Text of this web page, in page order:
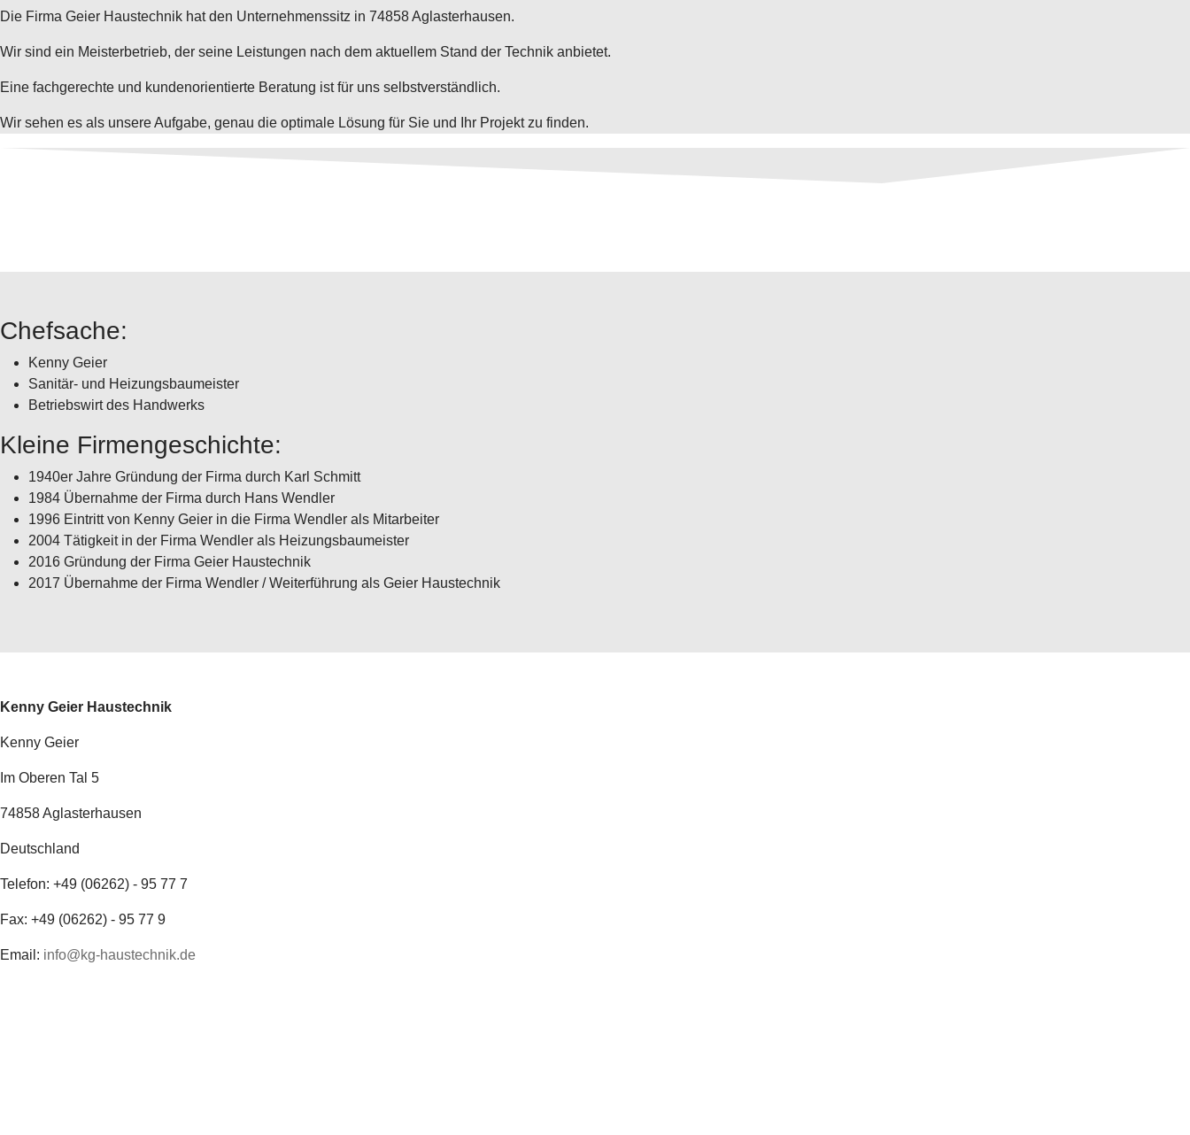
Die Firma Geier Haustechnik hat den Unternehmenssitz in 74858 Aglasterhausen.
Wir sind ein Meisterbetrieb, der seine Leistungen nach dem aktuellem Stand der Technik anbietet.
Eine fachgerechte und kundenorientierte Beratung ist für uns selbstverständlich.
Wir sehen es als unsere Aufgabe, genau die optimale Lösung für Sie und Ihr Projekt zu finden.
Chefsache:
Kenny Geier
Sanitär- und Heizungsbaumeister
Betriebswirt des Handwerks
Kleine Firmengeschichte:
1940er Jahre Gründung der Firma durch Karl Schmitt
1984 Übernahme der Firma durch Hans Wendler
1996 Eintritt von Kenny Geier in die Firma Wendler als Mitarbeiter
2004 Tätigkeit in der Firma Wendler als Heizungsbaumeister
2016 Gründung der Firma Geier Haustechnik
2017 Übernahme der Firma Wendler / Weiterführung als Geier Haustechnik
Kenny Geier Haustechnik
Kenny Geier
Im Oberen Tal 5
74858 Aglasterhausen
Deutschland
Telefon: +49 (06262) - 95 77 7
Fax: +49 (06262) - 95 77 9
Email: info@kg-haustechnik.de